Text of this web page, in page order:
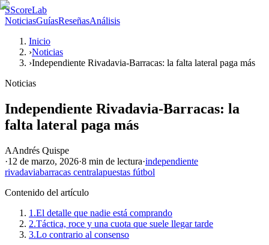
SScoreLab
NoticiasGuíasReseñasAnálisis
Inicio
›Noticias
›Independiente Rivadavia-Barracas: la falta lateral paga más
Noticias
Independiente Rivadavia-Barracas: la
falta lateral paga más
AAndrés Quispe
·12 de marzo, 2026·8 min de lectura·independiente
rivadaviabarracas centralapuestas fútbol
Contenido del artículo
1.El detalle que nadie está comprando
2.Táctica, roce y una cuota que suele llegar tarde
3.Lo contrario al consenso